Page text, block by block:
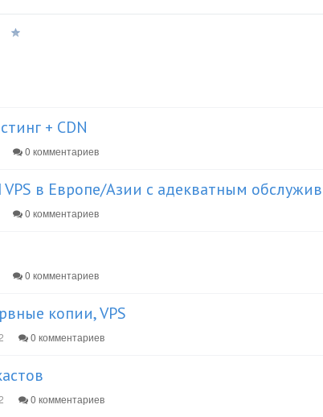
+ CDN
0 комментариев
в Европе/Азии с адекватным
0 комментариев
0 комментариев
копии, VPS
0 комментариев
0 комментариев